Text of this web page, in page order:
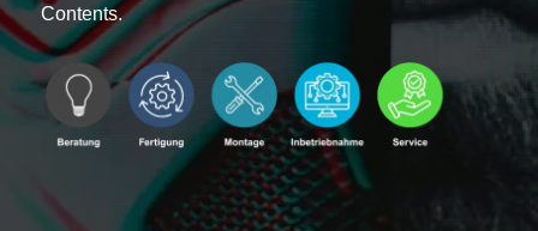
Contents.